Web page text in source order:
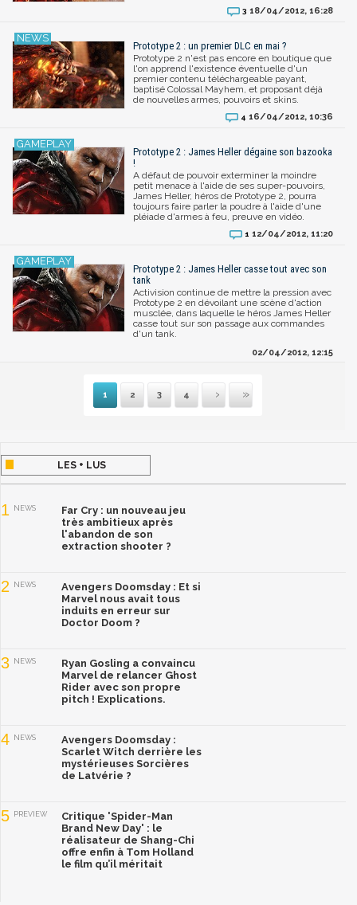
3 18/04/2012, 16:28
Prototype 2 : un premier DLC en mai ?
Prototype 2 n'est pas encore en boutique que
l'on apprend l'existence éventuelle d'un
premier contenu téléchargeable payant,
baptisé Colossal Mayhem, et proposant déjà
de nouvelles armes, pouvoirs et skins.
4 16/04/2012, 10:36
Prototype 2 : James Heller dégaine son bazooka
!
A défaut de pouvoir exterminer la moindre
petit menace à l'aide de ses super-pouvoirs,
James Heller, héros de Prototype 2, pourra
toujours faire parler la poudre à l'aide d'une
pléiade d'armes à feu, preuve en vidéo.
1 12/04/2012, 11:20
Prototype 2 : James Heller casse tout avec son
tank
Activision continue de mettre la pression avec
Prototype 2 en dévoilant une scène d'action
musclée, dans laquelle le héros James Heller
casse tout sur son passage aux commandes
d'un tank.
02/04/2012, 12:15
1 2 3 4
Suivante
Dernière
LES + LUS
1 NEWS
Far Cry : un nouveau jeu
très ambitieux après
l'abandon de son
extraction shooter ?
2 NEWS
Avengers Doomsday : Et si
Marvel nous avait tous
induits en erreur sur
Doctor Doom ?
3 NEWS
Ryan Gosling a convaincu
Marvel de relancer Ghost
Rider avec son propre
pitch ! Explications.
4 NEWS
Avengers Doomsday :
Scarlet Witch derrière les
mystérieuses Sorcières
de Latvérie ?
5 PREVIEW
Critique 'Spider-Man
Brand New Day' : le
réalisateur de Shang-Chi
offre enfin à Tom Holland
le film qu’il méritait